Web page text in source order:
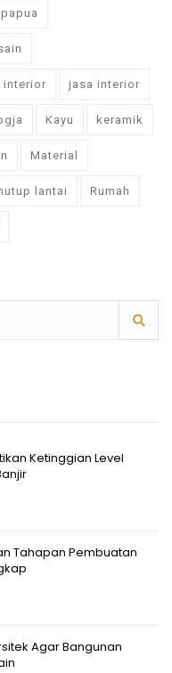
interior jasa interior
Kayu keramik
Material
lantai Rumah
Ketinggian Level
Tahapan Pembuatan
Agar Bangunan